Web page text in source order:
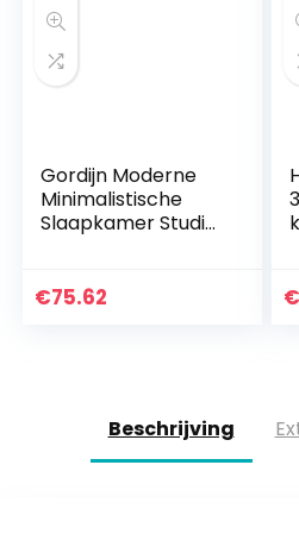
Gordijn Moderne
Minimalistische
Slaapkamer Studie
Scandinavische
€75.62 €
Beschrijving